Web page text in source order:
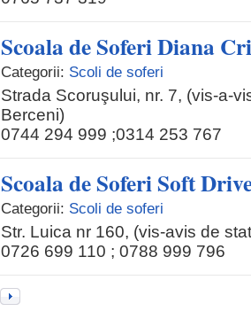
Scoala de Soferi Diana
Categorii: Scoli de soferi
Strada Scoruşului, nr. 7, (vis-a-
Berceni)
0744 294 999 ;0314 253 767
Scoala de Soferi Soft
Categorii: Scoli de soferi
Str. Luica nr 160, (vis-avis de
0726 699 110 ; 0788 999 796